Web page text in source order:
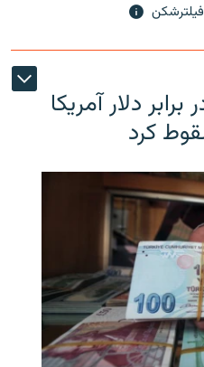
دلار آمریکا